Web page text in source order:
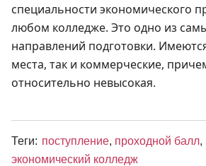
специальности экономического
любом колледже. Это одно из
направлений подготовки.
места, так и коммерческие,
относительно невысокая.
Теги: поступление, проходной балл,
экономический колледж